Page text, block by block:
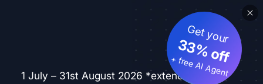
1 July – 31st August 2026 *extended
Get your
33% off
+ free AI Agent